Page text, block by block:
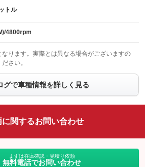
シートヒーター
：装備なし
フロントカメラ
：装備なし
全周囲カメラ
：装備なし
ルーフレール
：装備なし
ヘッドライトウォッシャー
トル
4800rpm
ります。実際とは異なる場合がございますの
さい。
グで車種情報を詳しく見る
に関するお問い合わせ
まずは在庫確認・見積り依頼
無料電話でお問い合わせ